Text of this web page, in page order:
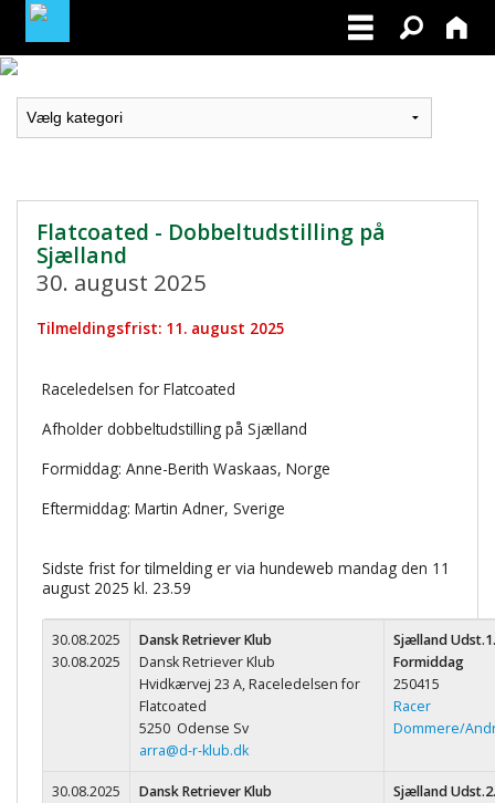
LOGIN / PROFIL
Flatcoated - Dobbeltudstilling på
Sjælland
30. august 2025
Tilmeldingsfrist: 11. august 2025
Raceledelsen for Flatcoated
Afholder dobbeltudstilling på Sjælland
Formiddag: Anne-Berith Waskaas, Norge
Eftermiddag: Martin Adner, Sverige
Sidste frist for tilmelding er via hundeweb mandag den 11
august 2025 kl. 23.59
30.08.2025
30.08.2025
Dansk Retriever Klub
Dansk Retriever Klub
Hvidkærvej 23 A, Raceledelsen for
Flatcoated
5250 Odense Sv
arra@d-r-klub.dk
Sjælland Udst.1.
Formiddag
250415
Racer
Dommere/
30.08.2025
Dansk Retriever Klub
Sjælland Udst.2.